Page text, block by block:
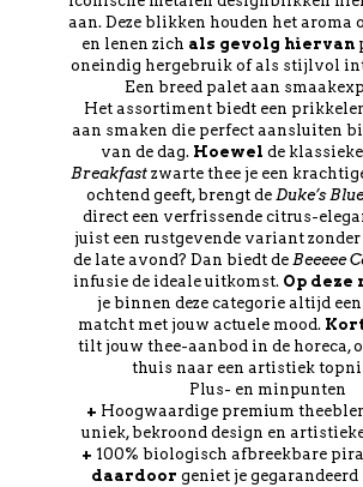
aan. Deze blikken houden het aroma
en lenen zich als gevolg hiervan
oneindig hergebruik of als stijlvol
Een breed palet aan
Het assortiment biedt een
aan smaken die perfect aansluiten
van de dag. Hoewel de klassieke
Breakfast zwarte thee je een
ochtend geeft, brengt de Duke’s
direct een verfrissende citrus-
juist een rustgevende variant
de late avond? Dan biedt deBeeeee
infusie de ideale uitkomst. Op deze
je binnen deze categorie altijd
matcht met jouw actuele mood.
tilt jouw thee-aanbod in de horeca,
thuis naar een artistiek
Plus- en minpunten
+ Hoogwaardige premium
uniek, bekroond design en
+ 100% biologisch afbreekbare
daardoor geniet je